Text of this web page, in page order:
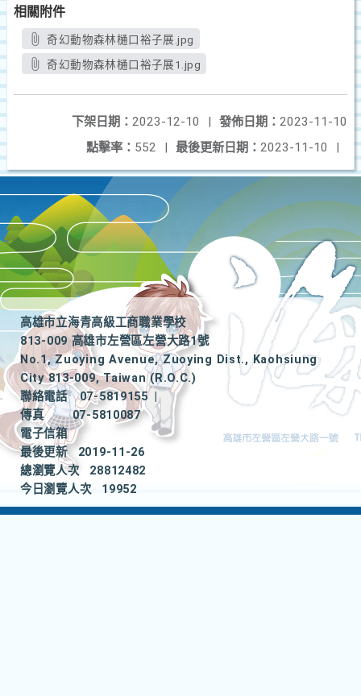
相關附件
奇幻動物森林樋口裕子展.jpg
奇幻動物森林樋口裕子展1.jpg
發佈日期： 2023-11-10
下架日期： 2023-12-10
|
最後更新日期： 2023-11-10 |
點擊率： 552 |
高雄市立海青高級工商職業學校
813-009 高雄市左營區左營大路1號
No.1, Zuoying Avenue, Zuoying Dist., Kaohsiung
City 813-009, Taiwan (R.O.C.)
聯絡電話
07-5819155
|
傳真
07-5810087
電子信箱
最後更新
2019-11-26
總瀏覽人次
28812482
今日瀏覽人次
19952